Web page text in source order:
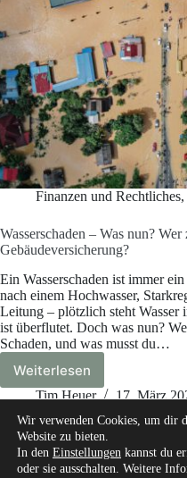
Finanzen und Rechtliches,
Wasserschaden – Was nun?
Gebäudeversicherung?
Ein Wasserschaden ist immer
nach einem Hochwasser,
Leitung – plötzlich steht
ist überflutet. Doch was nun?
Schaden, und was musst du…
WeiterlesenWasserschaden
–
nun?
Wer
zahlt?
Tim Heuer 17. März
Wir verwenden Cookies, um dir
Website zu bieten.
In den Einstellungen kannst du
oder sie ausschalten. Weitere